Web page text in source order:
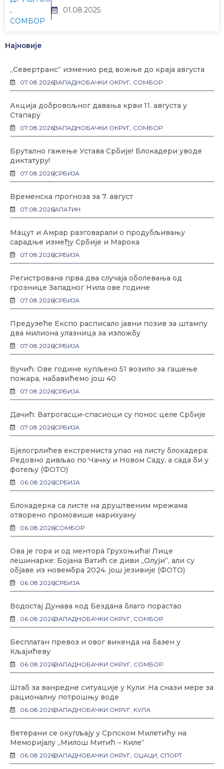
,
СОМБОР
01.08.2025
Најновије
„Севертранс“ изменио ред вожње до краја августа
07.08.2026ЗАПАДНОБАЧКИ ОКРУГ, СОМБОР
Акција добровољног давања крви 11. августа у
Стапару
07.08.2026ЗАПАДНОБАЧКИ ОКРУГ, СОМБОР
Брутално гажење Устава Србије! Блокадери уводе
диктатуру!
07.08.2026СРБИЈА
Временска прогноза за 7. август
07.08.2026АПАТИН
Мацут и Амрар разговарали о продубљивању
сарадње између Србије и Марока
07.08.2026СРБИЈА
Регистрована прва два случаја оболевања од
грознице Западног Нила ове године
07.08.2026СРБИЈА
Предузеће Експо расписало јавни позив за штампу
два милиона улазница за изложбу
07.08.2026СРБИЈА
Вучић: Ове године купљено 51 возило за гашење
пожара, набавићемо још 40
07.08.2026СРБИЈА
Дачић: Ватрогасци-спасиоци су понос целе Србије
07.08.2026СРБИЈА
Бјелогрлићев екстремиста упао на листу блокадера:
Редовно дивљао по Чачку и Новом Саду, а сада би у
фотељу (ФОТО)
06.08.2026СРБИЈА
Блокадерка са листе на друштвеним мрежама
отворено промовише марихуану
06.08.2026СОМБОР
Ова је гора и од ментора Грухоњића! Лице
лешинарке: Бојана Ватић се диви „Олуји“, али су
објаве из новембра 2024. још језивије (ФОТО)
06.08.2026СРБИЈА
Водостај Дунава код Бездана благо порастао
06.08.2026ЗАПАДНОБАЧКИ ОКРУГ, СОМБОР
Бесплатан превоз и овог викенда на базен у
Кљајићеву
06.08.2026ЗАПАДНОБАЧКИ ОКРУГ, СОМБОР
Штаб за ванредне ситуације у Кули: На снази мере за
рационалну потрошњу воде
06.08.2026ЗАПАДНОБАЧКИ ОКРУГ, КУЛА
Ветерани се окупљају у Српском Милетићу на
Меморијалу „Милош Митић – Киле“
06.08.2026ЗАПАДНОБАЧКИ ОКРУГ, ОЏАЦИ, СПОРТ